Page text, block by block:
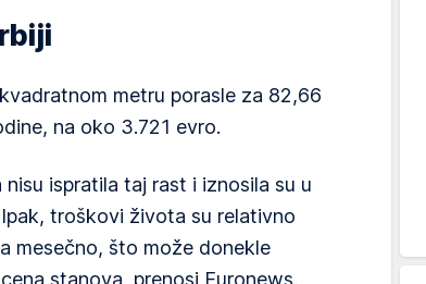
metru porasle za 82,66
na oko 3.721 evro.
ispratila taj rast i iznosila su u
troškovi života su relativno
mesečno, što može donekle
stanova, prenosi Euronews.